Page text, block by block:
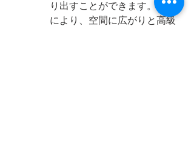
り出すことができます。これ
により、空間に広がりと高級